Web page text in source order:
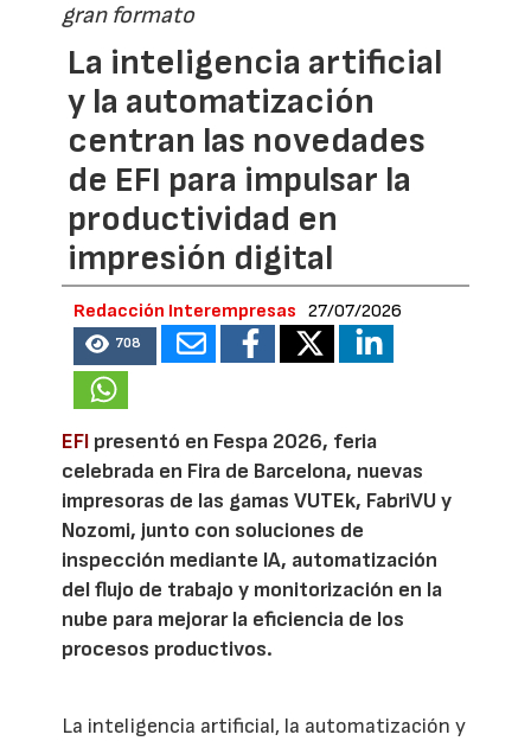
gran formato
La inteligencia artificial
y la automatización
centran las novedades
de EFI para impulsar la
productividad en
impresión digital
Redacción Interempresas 27/07/2026
708
EFI presentó en Fespa 2026, feria
celebrada en Fira de Barcelona, nuevas
impresoras de las gamas VUTEk, FabriVU y
Nozomi, junto con soluciones de
inspección mediante IA, automatización
del flujo de trabajo y monitorización en la
nube para mejorar la eficiencia de los
procesos productivos.
La inteligencia artificial, la automatización y